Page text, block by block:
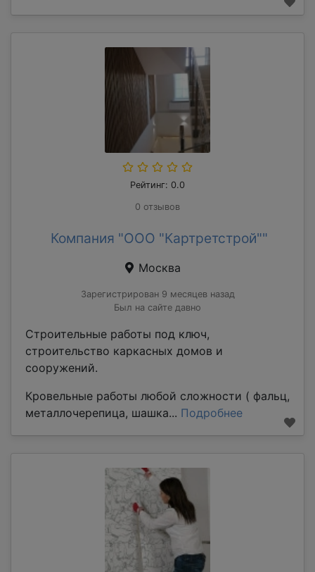
Рейтинг: 0.0
0 отзывов
Компания "ООО "Картретстрой""
Москва
Зарегистрирован 9 месяцев назад
Был на сайте давно
Строительные работы под ключ,
строительство каркасных домов и
сооружений.
Кровельные работы любой сложности ( фальц,
металлочерепица, шашка... Подробнее